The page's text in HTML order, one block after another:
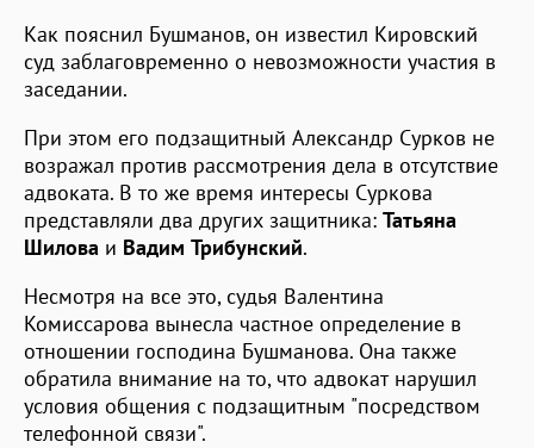
Как пояснил Бушманов, он известил Кировский
суд заблаговременно о невозможности участия в
заседании.
При этом его подзащитный Александр Сурков не
возражал против рассмотрения дела в отсутствие
адвоката. В то же время интересы Суркова
представляли два других защитника: Татьяна
Шилова и Вадим Трибунский.
Несмотря на все это, судья Валентина
Комиссарова вынесла частное определение в
отношении господина Бушманова. Она также
обратила внимание на то, что адвокат нарушил
условия общения с подзащитным "посредством
телефонной связи".